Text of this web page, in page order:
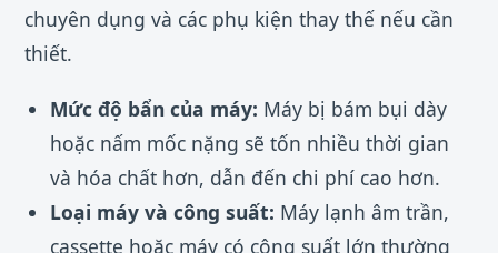
chuyên dụng và các phụ kiện thay thế nếu cần
thiết.
Mức độ bẩn của máy: Máy bị bám bụi dày
hoặc nấm mốc nặng sẽ tốn nhiều thời gian
và hóa chất hơn, dẫn đến chi phí cao hơn.
Loại máy và công suất: Máy lạnh âm trần,
cassette hoặc máy có công suất lớn thường